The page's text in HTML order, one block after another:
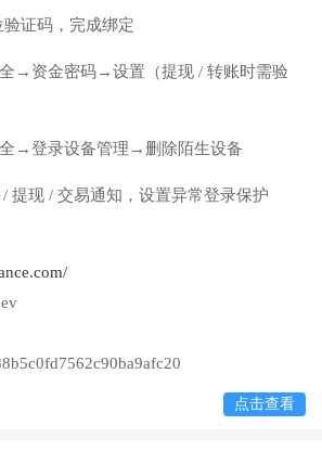
验证码，完成绑定
→资金密码→设置（提现 / 转账时需验
→登录设备管理→删除陌生设备
提现 / 交易通知，设置异常登录保护
点击查看